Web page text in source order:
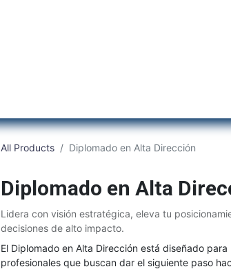
All Products Diplomado en Alta Dirección
Diplomado en Alta
Lidera con visión estratégica, eleva tu
decisiones de alto impacto.
El Diplomado en Alta Dirección está diseñado
profesionales que buscan dar el siguiente paso